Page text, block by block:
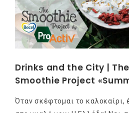
Drinks and the City |
Smoothie Project
Όταν σκέφτομαι το καλοκαίρι,